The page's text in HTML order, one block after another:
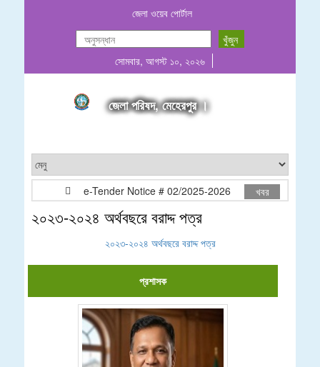
জেলা ওয়েব পোর্টাল
সোমবার, আগস্ট ১০, ২০২৬
জেলা পরিষদ, মেহেরপুর ।
e-Tender Notice # 02/2025-2026 খবর
২০২৩-২০২৪ অর্থবছরে বরাদ্দ পত্র
২০২৩-২০২৪ অর্থবছরে বরাদ্দ পত্র
প্রশাসক